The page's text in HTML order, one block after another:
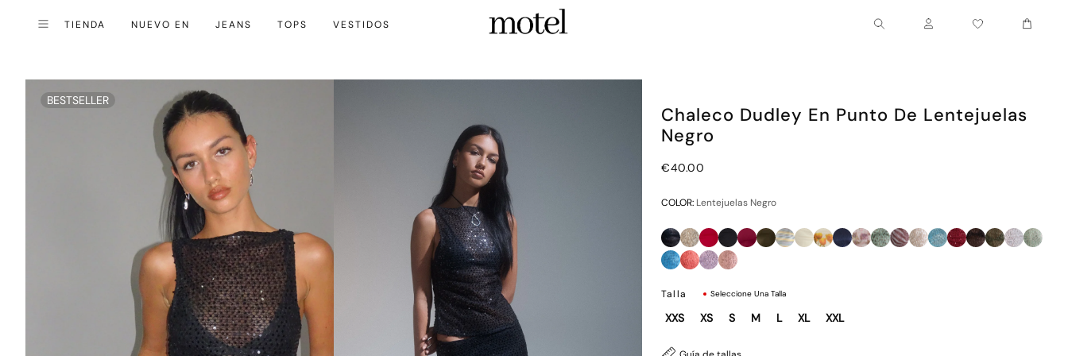
Menú
Cerrar (esc)
TIENDA NUEVO EN JEANS TOPS VESTIDOS
Cuenta Carrito
BESTSELLER
Chaleco Dudley En Punto De Lentejuelas
Negro
€40.00
COLOR: Lentejuelas Negro
Talla Seleccione Una Talla
XXS XS S M L XL XXL